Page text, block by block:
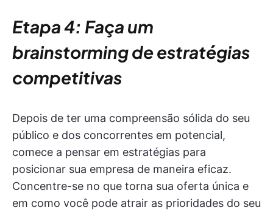
Etapa 4: Faça um
brainstorming de estratégias
competitivas
Depois de ter uma compreensão sólida do seu
público e dos concorrentes em potencial,
comece a pensar em estratégias para
posicionar sua empresa de maneira eficaz.
Concentre-se no que torna sua oferta única e
em como você pode atrair as prioridades do seu